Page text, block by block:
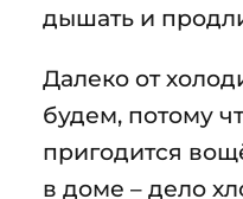
дышать и
Далеко от
будем, потому
пригодится
в доме – дело